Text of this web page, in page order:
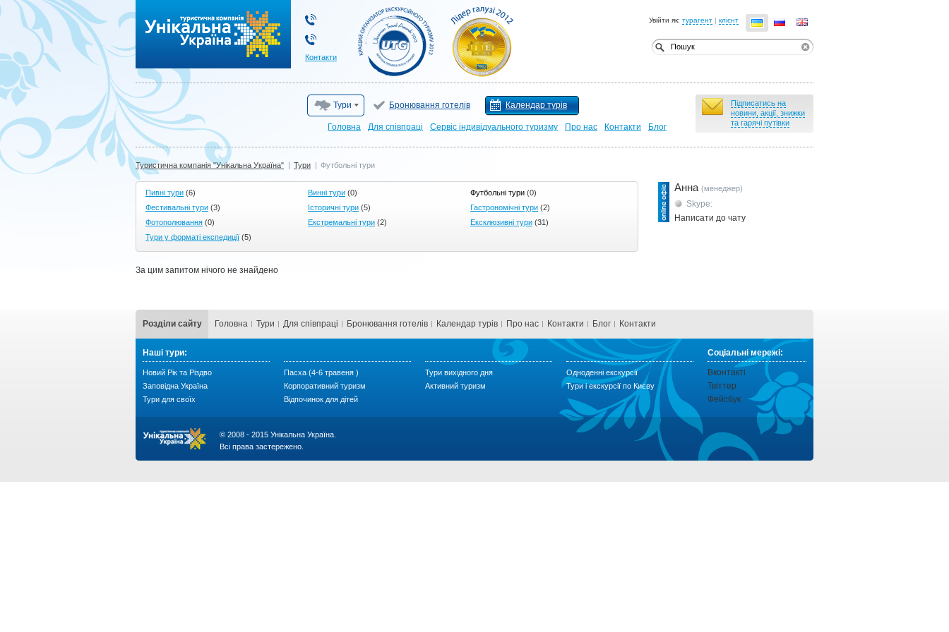
Увійти як: турагент | клієнт
Контакти
Підписатись на
новини, акції, знижки
та гарячі путівки
Тури Бронювання готелів Календар турів
Головна Для cпівпраці Сервіс індивідуального туризму Про нас Контакти Блог
Туристична компанія "Унікальна Україна" | Тури | Футбольні тури
Пивні тури (6) Винні тури (0) Футбольні тури (0)
Фестивальні тури (3) Історичні тури (5) Гастрономічні тури (2)
Фотополювання (0) Екстремальні тури (2) Ексклюзивні тури (31)
Тури у форматі експедиції (5)
За цим запитом нічого не знайдено
Анна (менеджер)
Skype:
Написати до чату
Розділи сайту Головна Тури Для cпівпраці Бронювання готелів Календар турів Про нас Контакти Блог Контакти
Наші тури:
Новий Рік та Різдво
Заповідна Україна
Тури для своїх
Пасха (4-6 травеня )
Корпоративний туризм
Відпочинок для дітей
Тури вихідного дня
Активний туризм
Одноденні екскурсії
Тури і екскурсії по Києву
Соціальні мережі:
Вконтакті
Твіттер
Фейсбук
© 2008 - 2015 Унікальна Україна.
Всі права застережено.